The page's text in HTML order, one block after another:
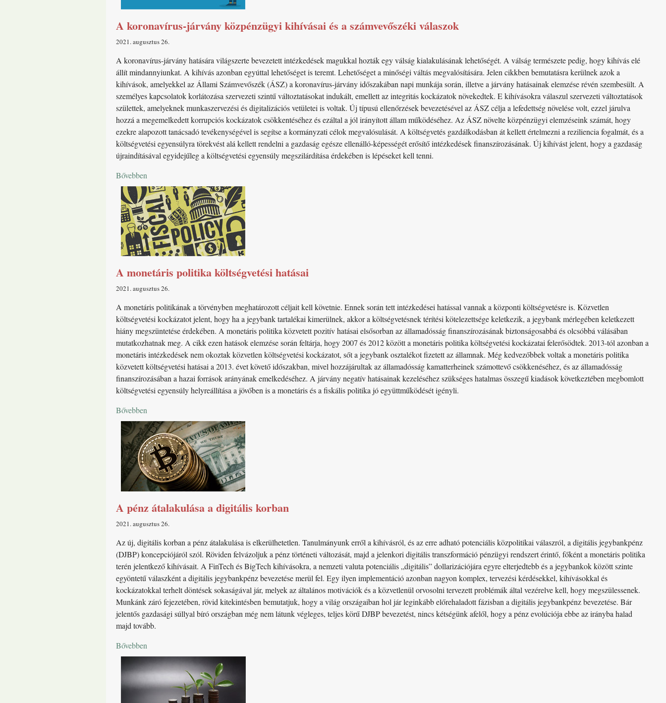
A koronavírus-járvány közpénzügyi kihívásai és a számvevőszéki válaszok
2021. augusztus 26
A koronavírus-járvány hatására világszerte bevezetett intézkedések magukkal hozták egy válság kialakulásának lehetőségét. A válság természete pedig, hogy kihívás elé
állít mindannyiunkat. A kihívás azonban egyúttal lehetőséget is teremt. Lehetőséget a minőségi váltás megvalósítására. Jelen cikkben bemutatásra kerülnek azok a
kihívások, amelyekkel az Állami Számvevőszék (ÁSZ) a koronavírus-járvány időszakában napi munkája során, illetve a járvány hatásainak elemzése révén szembesült. A
személyes kapcsolatok korlátozása szervezeti szintű változtatásokat indukált, emellett az integritás kockázatok növekedtek. E kihívásokra válaszul szervezeti változtatások
születtek, amelyeknek munkaszervezési és digitalizációs vetületei is voltak. Új típusú ellenőrzések bevezetésével az ÁSZ célja a lefedettség növelése volt, ezzel járulva
hozzá a megemelkedett korrupciós kockázatok csökkentéséhez és ezáltal a jól irányított állam működéséhez. Az ÁSZ növelte közpénzügyi elemzéseink számát, hogy
ezekre alapozott tanácsadó tevékenységével is segítse a kormányzati célok megvalósulását. A költségvetés gazdálkodásban át kellett értelmezni a reziliencia fogalmát, és a
költségvetési egyensúlyra törekvést alá kellett rendelni a gazdaság egésze ellenálló-képességét erősítő intézkedések finanszírozásának. Új kihívást jelent, hogy a gazdaság
újraindításával egyidejűleg a költségvetési egyensúly megszilárdítása érdekében is lépéseket kell tenni.
Bővebben
A monetáris politika költségvetési hatásai
2021. augusztus 26
A monetáris politikának a törvényben meghatározott céljait kell követnie. Ennek során tett intézkedései hatással vannak a központi költségvetésre is. Közvetlen
költségvetési kockázatot jelent, hogy ha a jegybank tartalékai kimerülnek, akkor a költségvetésnek térítési kötelezettsége keletkezik, a jegybank mérlegében keletkezett
hiány megszüntetése érdekében. A monetáris politika közvetett pozitív hatásai elsősorban az államadósság finanszírozásának biztonságosabbá és olcsóbbá válásában
mutatkozhatnak meg. A cikk ezen hatások elemzése során feltárja, hogy 2007 és 2012 között a monetáris politika költségvetési kockázatai felerősödtek. 2013-tól azonban a
monetáris intézkedések nem okoztak közvetlen költségvetési kockázatot, sőt a jegybank osztalékot fizetett az államnak. Még kedvezőbbek voltak a monetáris politika
közvetett költségvetési hatásai a 2013. évet követő időszakban, mivel hozzájárultak az államadósság kamatterheinek számottevő csökkenéséhez, és az államadósság
finanszírozásában a hazai források arányának emelkedéséhez. A járvány negatív hatásainak kezeléséhez szükséges hatalmas összegű kiadások következtében megbomlott
költségvetési egyensúly helyreállítása a jövőben is a monetáris és a fiskális politika jó együttműködését igényli.
Bővebben
A pénz átalakulása a digitális korban
2021. augusztus 26
Az új, digitális korban a pénz átalakulása is elkerülhetetlen. Tanulmányunk erről a kihívásról, és az erre adható potenciális közpolitikai válaszról, a digitális jegybankpénz
(DJBP) koncepciójáról szól. Röviden felvázoljuk a pénz történeti változását, majd a jelenkori digitális transzformáció pénzügyi rendszert érintő, főként a monetáris politika
terén jelentkező kihívásait. A FinTech és BigTech kihívásokra, a nemzeti valuta potenciális „digitális” dollarizációjára egyre elterjedtebb és a jegybankok között szinte
egyöntetű válaszként a digitális jegybankpénz bevezetése merül fel. Egy ilyen implementáció azonban nagyon komplex, tervezési kérdésekkel, kihívásokkal és
kockázatokkal terhelt döntések sokaságával jár, melyek az általános motivációk és a közvetlenül orvosolni tervezett problémák által vezérelve kell, hogy megszülessenek.
Munkánk záró fejezetében, rövid kitekintésben bemutatjuk, hogy a világ országaiban hol jár leginkább előrehaladott fázisban a digitális jegybankpénz bevezetése. Bár
jelentős gazdasági súllyal bíró országban még nem látunk végleges, teljes körű DJBP bevezetést, nincs kétségünk afelől, hogy a pénz evolúciója ebbe az irányba halad
majd tovább.
Bővebben